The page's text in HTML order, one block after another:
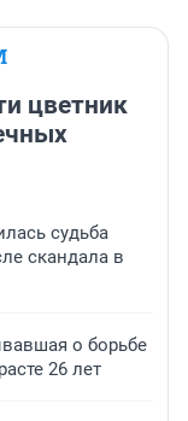
цветник
судьба
скандала в
о борьбе
26 лет